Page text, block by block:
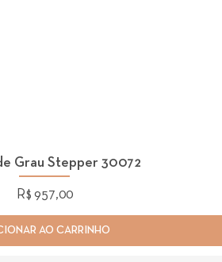
Grau Stepper 30072
Preço
R$ 957,00
AO CARRINHO